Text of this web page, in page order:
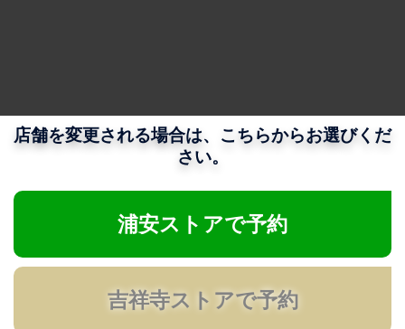
店舗を変更される場合は、こちらからお選びくだ
さい。
浦安ストアで予約
吉祥寺ストアで予約